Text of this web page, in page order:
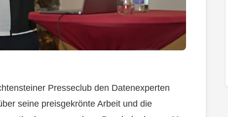
Presseclub den Datenexperten
seine preisgekrönte Arbeit und die